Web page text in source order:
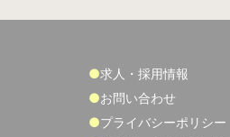
求人・採用情報
お問い合わせ
プライバシーポリシー